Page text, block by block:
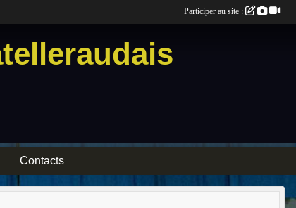
Contacts
Participer au site :